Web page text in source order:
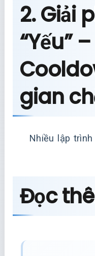
2. Giải
“Yếu” –
gian
Nhiều lập
Đọc